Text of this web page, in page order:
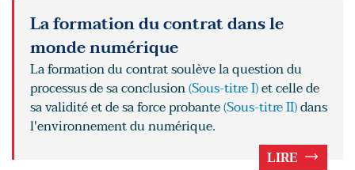
La formation du contrat dans le
monde numérique
La formation du contrat soulève la question du
processus de sa conclusion(Sous-titre I)et celle de
sa validité et de sa force probante(Sous-titre II)dans
l'environnement du numérique.
LIRE